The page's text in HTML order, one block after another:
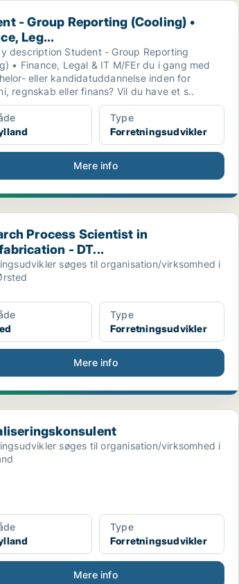
Group Reporting (Cooling) • Finance, Leg...
- Group Reporting (Cooling) •
Leg...
description Student - Group Reporting
• Finance, Legal & IT M/FEr du i gang med
eller kandidatuddannelse inden for
regnskab eller finans? Vil du have et s..
Type
Forretningsudvikler
Mere info
Process Scientist in Nanofabrication - DT...
Process Scientist in
- DT...
søges til organisation/virksomhed i
Type
Forretningsudvikler
Mere info
søges til organisation/virksomhed i
Type
Forretningsudvikler
Mere info